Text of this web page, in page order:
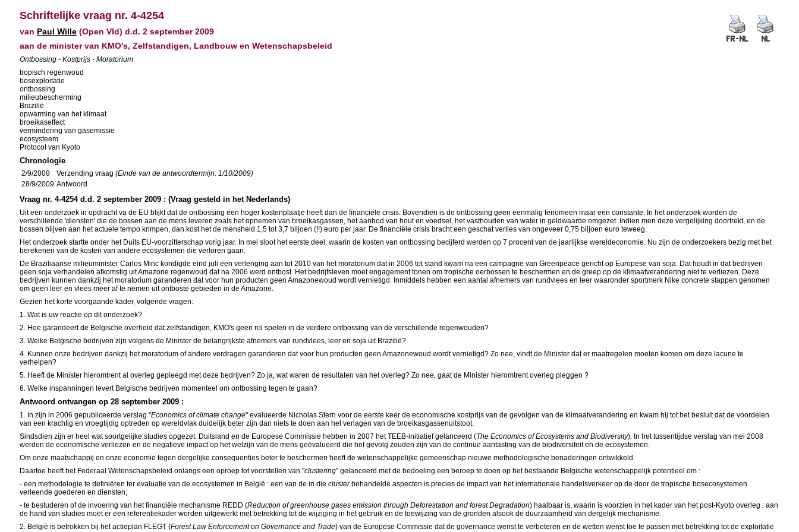
Schriftelijke vraag nr. 4-4254
van Paul Wille (Open Vld) d.d. 2 september 2009
aan de minister van KMO's, Zelfstandigen, Landbouw en Wetenschapsbeleid
Ontbossing - Kostprijs - Moratorium
tropisch regenwoud
bosexploitatie
ontbossing
milieubescherming
Brazilië
opwarming van het klimaat
broeikaseffect
vermindering van gasemissie
ecosysteem
Protocol van Kyoto
Chronologie
2/9/2009 Verzending vraag(Einde van de antwoordtermijn: 1/10/2009)
28/9/2009 Antwoord
Vraag nr. 4-4254 d.d. 2 september 2009 : (Vraag gesteld in het Nederlands)
Uit een onderzoek in opdracht va de EU blijkt dat de ontbossing een hoger kostenplaatje heeft dan de financiële crisis. Bovendien is de ontbossing geen eenmalig fenomeen maar een constante. In het onderzoek worden de
verschillende 'diensten' die de bossen aan de mens leveren zoals het opnemen van broeikasgassen, het aanbod van hout en voedsel, het vasthouden van water in geldwaarde omgezet. Indien men deze vergelijking doortrekt, en de
bossen blijven aan het actuele tempo krimpen, dan kost het de mensheid 1,5 tot 3,7 biljoen (!!) euro per jaar. De financiële crisis bracht een geschat verlies van ongeveer 0,75 biljoen euro teweeg.
Het onderzoek startte onder het Duits EU-voorzitterschap vorig jaar. In mei sloot het eerste deel, waarin de kosten van ontbossing becijferd werden op 7 procent van de jaarlijkse wereldeconomie. Nu zijn de onderzoekers bezig met het
berekenen van de kosten van andere ecosystemen die verloren gaan.
De Braziliaanse milieuminister Carlos Minc kondigde eind juli een verlenging aan tot 2010 van het moratorium dat in 2006 tot stand kwam na een campagne van Greenpeace gericht op Europese van soja. Dat houdt in dat bedrijven
geen soja verhandelen afkomstig uit Amazone regenwoud dat na 2006 werd ontbost. Het bedrijfsleven moet engagement tonen om tropische oerbossen te beschermen en de greep op de klimaatverandering niet te verliezen. Deze
bedrijven kunnen dankzij het moratorium garanderen dat voor hun producten geen Amazonewoud wordt vernietigd. Inmiddels hebben een aantal afnemers van rundvlees en leer waaronder sportmerk Nike concrete stappen genomen
om geen leer en vlees meer af te nemen uit ontboste gebieden in de Amazone.
Gezien het korte voorgaande kader, volgende vragen:
1. Wat is uw reactie op dit onderzoek?
2. Hoe garandeert de Belgische overheid dat zelfstandigen, KMO's geen rol spelen in de verdere ontbossing van de verschillende regenwouden?
3. Welke Belgische bedrijven zijn volgens de Minister de belangrijkste afnemers van rundvlees, leer en soja uit Brazilië?
4. Kunnen onze bedrijven dankzij het moratorium of andere verdragen garanderen dat voor hun producten geen Amazonewoud wordt vernietigd? Zo nee, vindt de Minister dat er maatregelen moeten komen om deze lacune te
verhelpen?
5. Heeft de Minister hieromtrent al overleg gepleegd met deze bedrijven? Zo ja, wat waren de resultaten van het overleg? Zo nee, gaat de Minister hieromtrent overleg pleggen ?
6. Welke inspanningen levert Belgische bedrijven momenteel om ontbossing tegen te gaan?
Antwoord ontvangen op 28 september 2009 :
1. In zijn in 2006 gepubliceerde verslag "Economics of climate change" evalueerde Nicholas Stern voor de eerste keer de economische kostprijs van de gevolgen van de klimaatverandering en kwam hij tot het besluit dat de voordelen
van een krachtig en vroegtijdig optreden op wereldvlak duidelijk beter zijn dan niets te doen aan het verlagen van de broeikasgassenuitstoot.
Sindsdien zijn er heel wat soortgelijke studies opgezet. Duitsland en de Europese Commissie hebben in 2007 het TEEB-initiatief gelanceerd (The Economics of Ecosystems and Biodiversity). In het tussentijdse verslag van mei 2008
werden de economische verliezen en de negatieve impact op het welzijn van de mens geëvalueerd die het gevolg zouden zijn van de continue aantasting van de biodiversiteit en de ecosystemen.
Om onze maatschappij en onze economie tegen dergelijke consequenties beter te beschermen heeft de wetenschappelijke gemeenschap nieuwe methodologische benaderingen ontwikkeld.
Daartoe heeft het Federaal Wetenschapsbeleid onlangs een oproep tot voorstellen van "clustering" gelanceerd met de bedoeling een beroep te doen op het bestaande Belgische wetenschappelijk potentieel om :
- een methodologie te definiëren ter evaluatie van de ecosystemen in België : een van de in dieclusterbehandelde aspecten is precies de impact van het internationale handelsverkeer op de door de tropische bosecosystemen
verleende goederen en diensten;
- te bestuderen of de invoering van het financiële mechanisme REDD (Reduction of greenhouse gases emission through Deforestation and forest Degradation) haalbaar is, waarin is voorzien in het kader van het post-Kyoto overleg : aan
de hand van studies moet er een referentiekader worden uitgewerkt met betrekking tot de wijziging in het gebruik en de toewijzing van de gronden alsook de duurzaamheid van dergelijk mechanisme.
2. België is betrokken bij het actieplan FLEGT (Forest Law Enforcement on Governance and Trade) van de Europese Commissie dat de governance wenst te verbeteren en de wetten wenst toe te passen met betrekking tot de exploitatie